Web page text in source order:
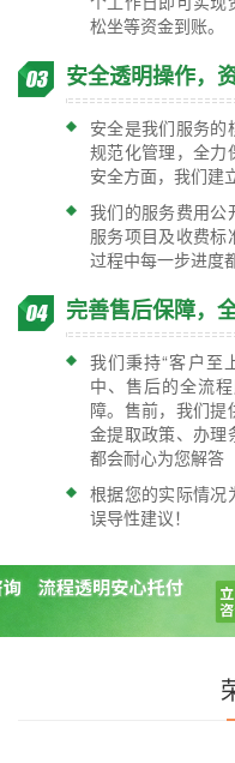
松坐等资金到账。
安全透明操作，
安全是我们服务的
规范化管理，全力
安全方面，我们建
我们的服务费用公
服务项目及收费标
过程中每一步进度
完善售后保障，
我们秉持“客户至
中、售后的全流
障。售前，我们提
金提取政策、办理
都会耐心为您解答
根据您的实际情况
误导性建议！